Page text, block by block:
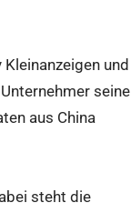
und
seine
aus China
steht die